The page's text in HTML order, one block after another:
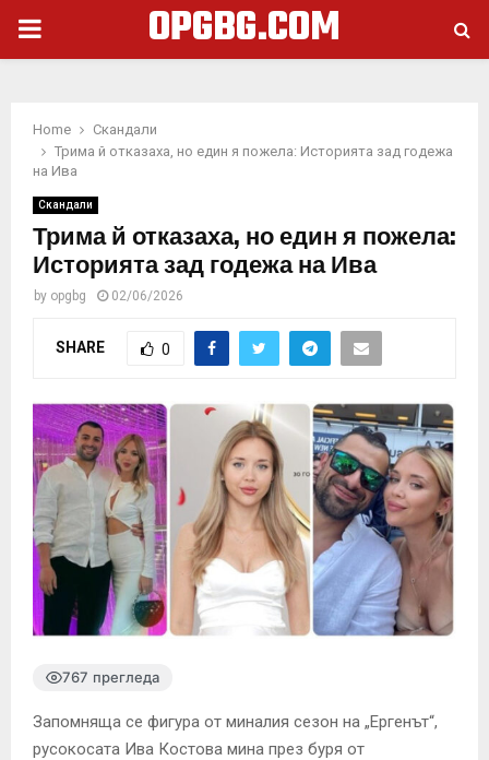
PRIMARY
OPGBG.COM
Home
Скандали
Трима й отказаха, но един я пожела: Историята зад годежа
на Ива
Скандали
Трима й отказаха, но един я пожела:
Историята зад годежа на Ива
by opgbg 02/06/2026
SHARE 0
767 прегледа
Запомняща се фигура от миналия сезон на „Ергенът“,
русокосата Ива Костова мина през буря от